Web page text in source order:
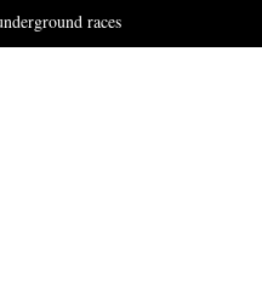
races